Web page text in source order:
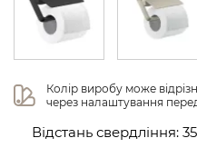
Колір виробу може
через налаштування
Відстань свердління: